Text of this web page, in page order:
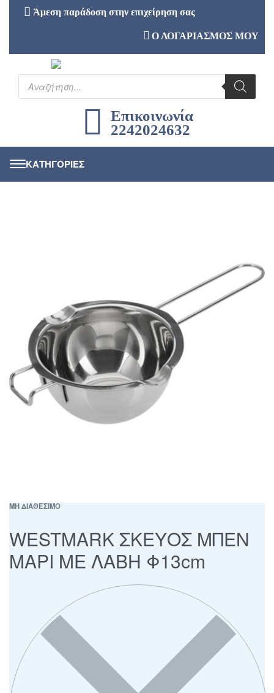
Άμεση παράδοση στην επιχείρηση σας
Ο ΛΟΓΑΡΙΑΣΜΟΣ ΜΟΥ
Επικοινωνία
2242024632
ΜΗ ΔΙΑΘΕΣΙΜΟ
WESTMARK ΣΚΕΥΟΣ ΜΠΕΝ
ΜΑΡΙ ΜΕ ΛΑΒΗ Φ13cm